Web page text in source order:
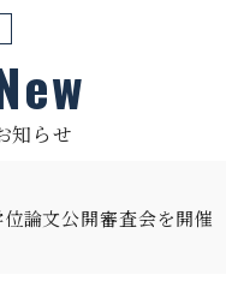
知らせ
論文公開審査会を開催